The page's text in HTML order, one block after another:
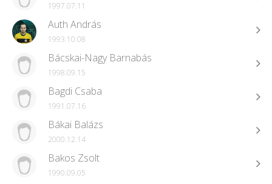
1997.07.11
Auth András
1993.10.08
Bácskai-Nagy Barnabás
1998.09.15
Bagdi Csaba
1991.07.16
Bákai Balázs
2000.12.14
Bakos Zsolt
1990.09.05